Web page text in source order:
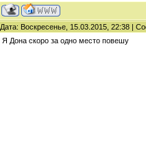
Дата: Воскресенье, 15.03.2015, 22:38 |
Я Дона скоро за одно место повешу